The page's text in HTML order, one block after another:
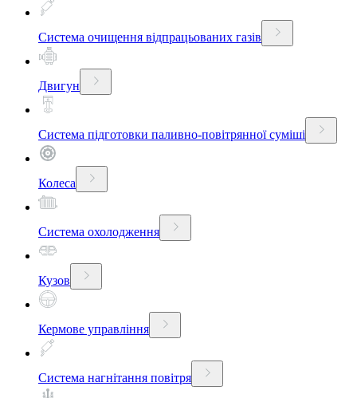
Система очищення відпрацьованих газів
Двигун
Система підготовки паливно-повітрянної суміші
Колеса
Система охолодження
Кузов
Кермове управління
Система нагнітання повітря